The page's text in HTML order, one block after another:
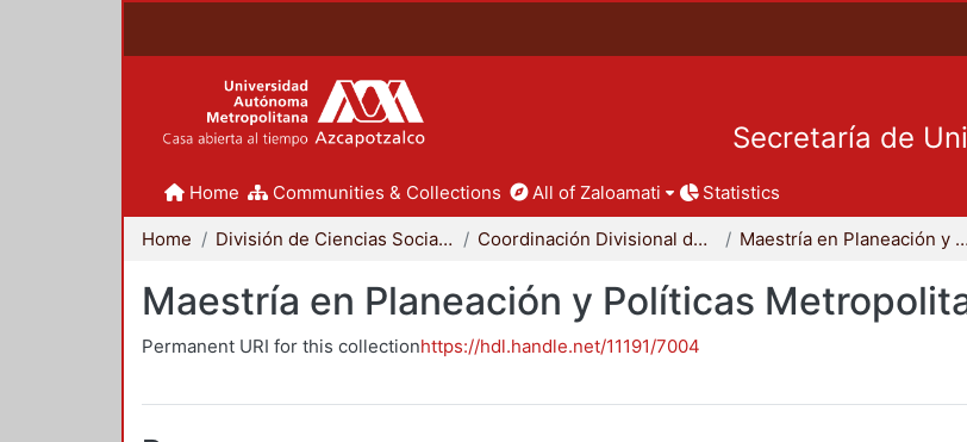
Secretaría de
Home Communities & Collections All of Zaloamati Statistics
Home División de Ciencias Sociales y Humanidades Coordinación Divisional de Posgrado Maestría en Planeación y Políticas Metropolitanas
Maestría en Planeación y Políticas
Permanent URI for this collectionhttps://hdl.handle.net/11191/7004